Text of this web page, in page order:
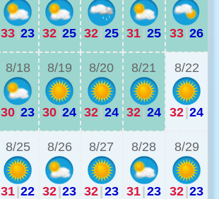
33|23 32|25 32|25 31|25 33|26
8/18
30|23
8/19
30|24
8/20
32|24
8/21
32|24
8/22
32|24
8/25
31|22
8/26
32|23
8/27
32|23
8/28
31|23
8/29
32|23